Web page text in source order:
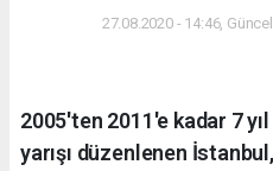
27.08.2020 - 14:46,
2005'ten 2011'e kadar 7
yarışı düzenlenen